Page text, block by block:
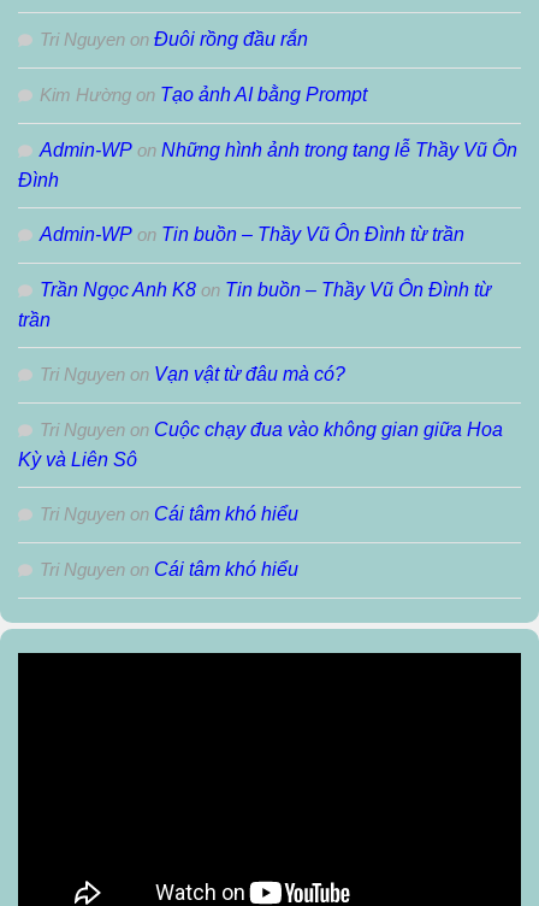
Tri Nguyen on Đuôi rồng đầu rắn
Kim Hường on Tạo ảnh AI bằng Prompt
Admin-WP on Những hình ảnh trong tang lễ Thầy Vũ Ôn
Đình
Admin-WP on Tin buồn – Thầy Vũ Ôn Đình từ trần
Trần Ngọc Anh K8 on Tin buồn – Thầy Vũ Ôn Đình từ
trần
Tri Nguyen on Vạn vật từ đâu mà có?
Tri Nguyen on Cuộc chạy đua vào không gian giữa Hoa
Kỳ và Liên Sô
Tri Nguyen on Cái tâm khó hiểu
Tri Nguyen on Cái tâm khó hiểu